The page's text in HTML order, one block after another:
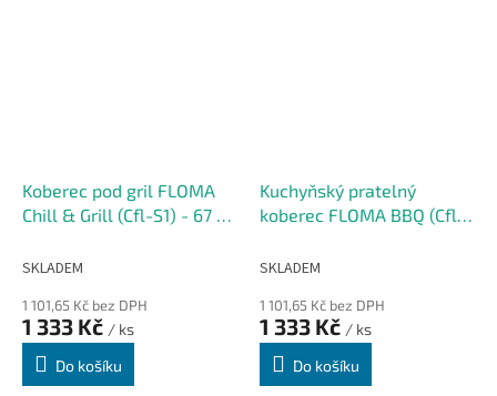
Koberec pod gril FLOMA
Chill & Grill (Cfl-S1) - 67 x
SKLADEM
1 101,65 Kč bez DPH
1 333 Kč / ks
Do košíku
Kuchyňský pratelný
koberec FLOMA BBQ (Cfl-
SKLADEM
1 101,65 Kč bez DPH
1 333 Kč / ks
Do košíku